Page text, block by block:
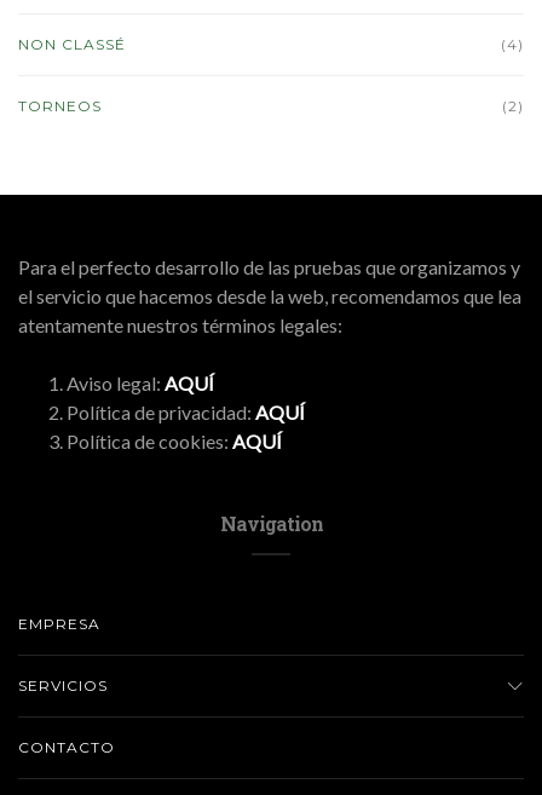
NON CLASSÉ (4)
TORNEOS (2)
Para el perfecto desarrollo de las pruebas que organizamos y
el servicio que hacemos desde la web, recomendamos que lea
atentamente nuestros términos legales:
Aviso legal: AQUÍ
Política de privacidad: AQUÍ
Política de cookies: AQUÍ
Navigation
EMPRESA
SERVICIOS
CONTACTO